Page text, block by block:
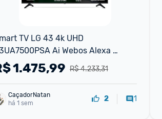
TV LG 43 4k UHD
Ai Webos Alexa
20W
R$ 4.233,31
1.475,99
CaçadorNatan
há 1 sem
2 1